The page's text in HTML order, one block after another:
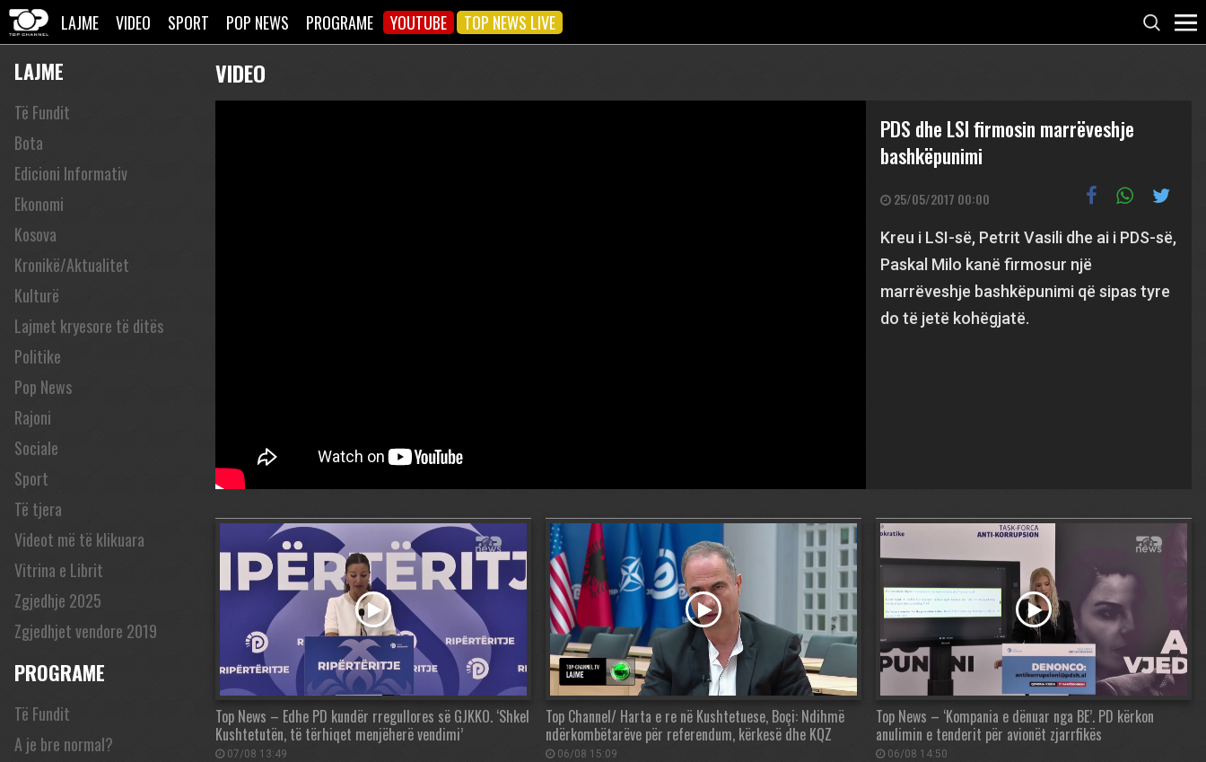
LAJME VIDEO SPORT POP NEWS PROGRAME YOUTUBE TOP NEWS LIVE
LAJME
Të Fundit
Bota
Edicioni Informativ
Ekonomi
Kosova
Kronikë/Aktualitet
Kulturë
Lajmet kryesore të ditës
Politike
Pop News
Rajoni
Sociale
Sport
Të tjera
Videot më të klikuara
Vitrina e Librit
Zgjedhje 2025
Zgjedhjet vendore 2019
PROGRAME
Të Fundit
A je bre normal?
VIDEO
PDS dhe LSI firmosin marrëveshje
bashkëpunimi
25/05/2017 00:00
Kreu i LSI-së, Petrit Vasili dhe ai i PDS-së,
Paskal Milo kanë firmosur një
marrëveshje bashkëpunimi që sipas tyre
do të jetë kohëgjatë.
Top News – Edhe PD kundër rregullores së GJKKO. ‘Shkel
Kushtetutën, të tërhiqet menjëherë vendimi’
07/08 13:49
Top Channel/ Harta e re në Kushtetuese, Boçi: Ndihmë
ndërkombëtarëve për referendum, kërkesë dhe KQZ
06/08 15:09
Top News – ‘Kompania e dënuar nga BE’. PD kërkon
anulimin e tenderit për avionët zjarrfikës
06/08 14:50